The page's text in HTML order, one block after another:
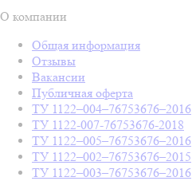
О компании
Общая информация
Отзывы
Вакансии
Публичная оферта
ТУ 1122–004–76753676–2016
ТУ 1122-007-76753676-2018
ТУ 1122–005–76753676–2016
ТУ 1122–002–76753676–2015
ТУ 1122–003–76753676–2016